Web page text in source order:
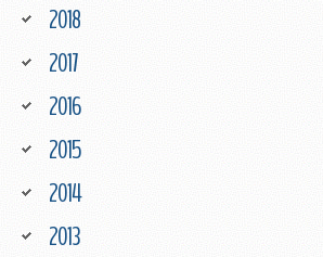
2018
2017
2016
2015
2014
2013